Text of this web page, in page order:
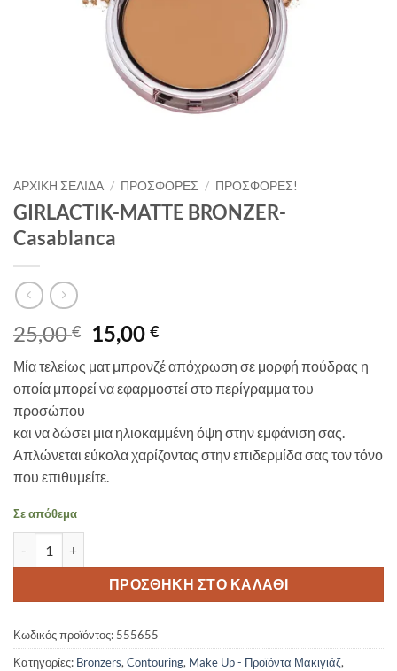
ΑΡΧΙΚΉ ΣΕΛΊΔΑ / ΠΡΟΣΦΟΡΈΣ / ΠΡΟΣΦΟΡΈΣ!
GIRLACTIK-MATTE BRONZER-
Casablanca
25,00€
Original
price
was:
25,00 €.
15,00€Η
τρέχουσα
τιμή
είναι:
Μία τελείως ματ μπρονζέ απόχρωση σε μορφή πούδρας η
οποία μπορεί να εφαρμοστεί στο περίγραμμα του
προσώπου
και να δώσει μια ηλιοκαμμένη όψη στην εμφάνιση σας.
Απλώνεται εύκολα χαρίζοντας στην επιδερμίδα σας τον τόνο
που επιθυμείτε.
Σε απόθεμα
ΠΡΟΣΘΉΚΗ ΣΤΟ ΚΑΛΆΘΙ
Κωδικός προϊόντος: 555655
Κατηγορίες: Bronzers, Contouring, Make Up - Προϊόντα Μακιγιάζ,